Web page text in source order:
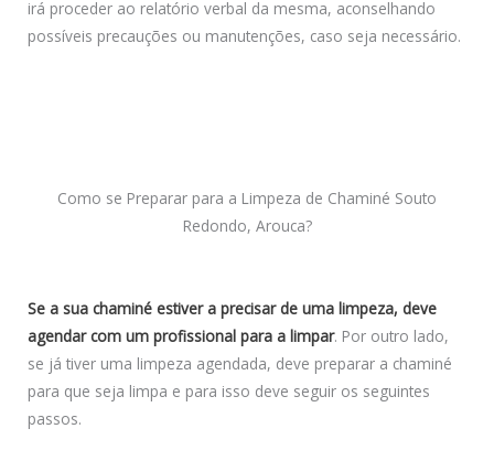
irá proceder ao relatório verbal da mesma, aconselhando
possíveis precauções ou manutenções, caso seja necessário.
Como se Preparar para a Limpeza de Chaminé Souto
Redondo, Arouca?
Se a sua chaminé estiver a precisar de uma limpeza, deve
agendar com um profissional para a limpar. Por outro lado,
se já tiver uma limpeza agendada, deve preparar a chaminé
para que seja limpa e para isso deve seguir os seguintes
passos.